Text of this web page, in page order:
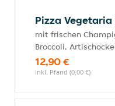
Pizza
mit frischen
Broccoli,
12,90 €
inkl. Pfand (0,00 €)